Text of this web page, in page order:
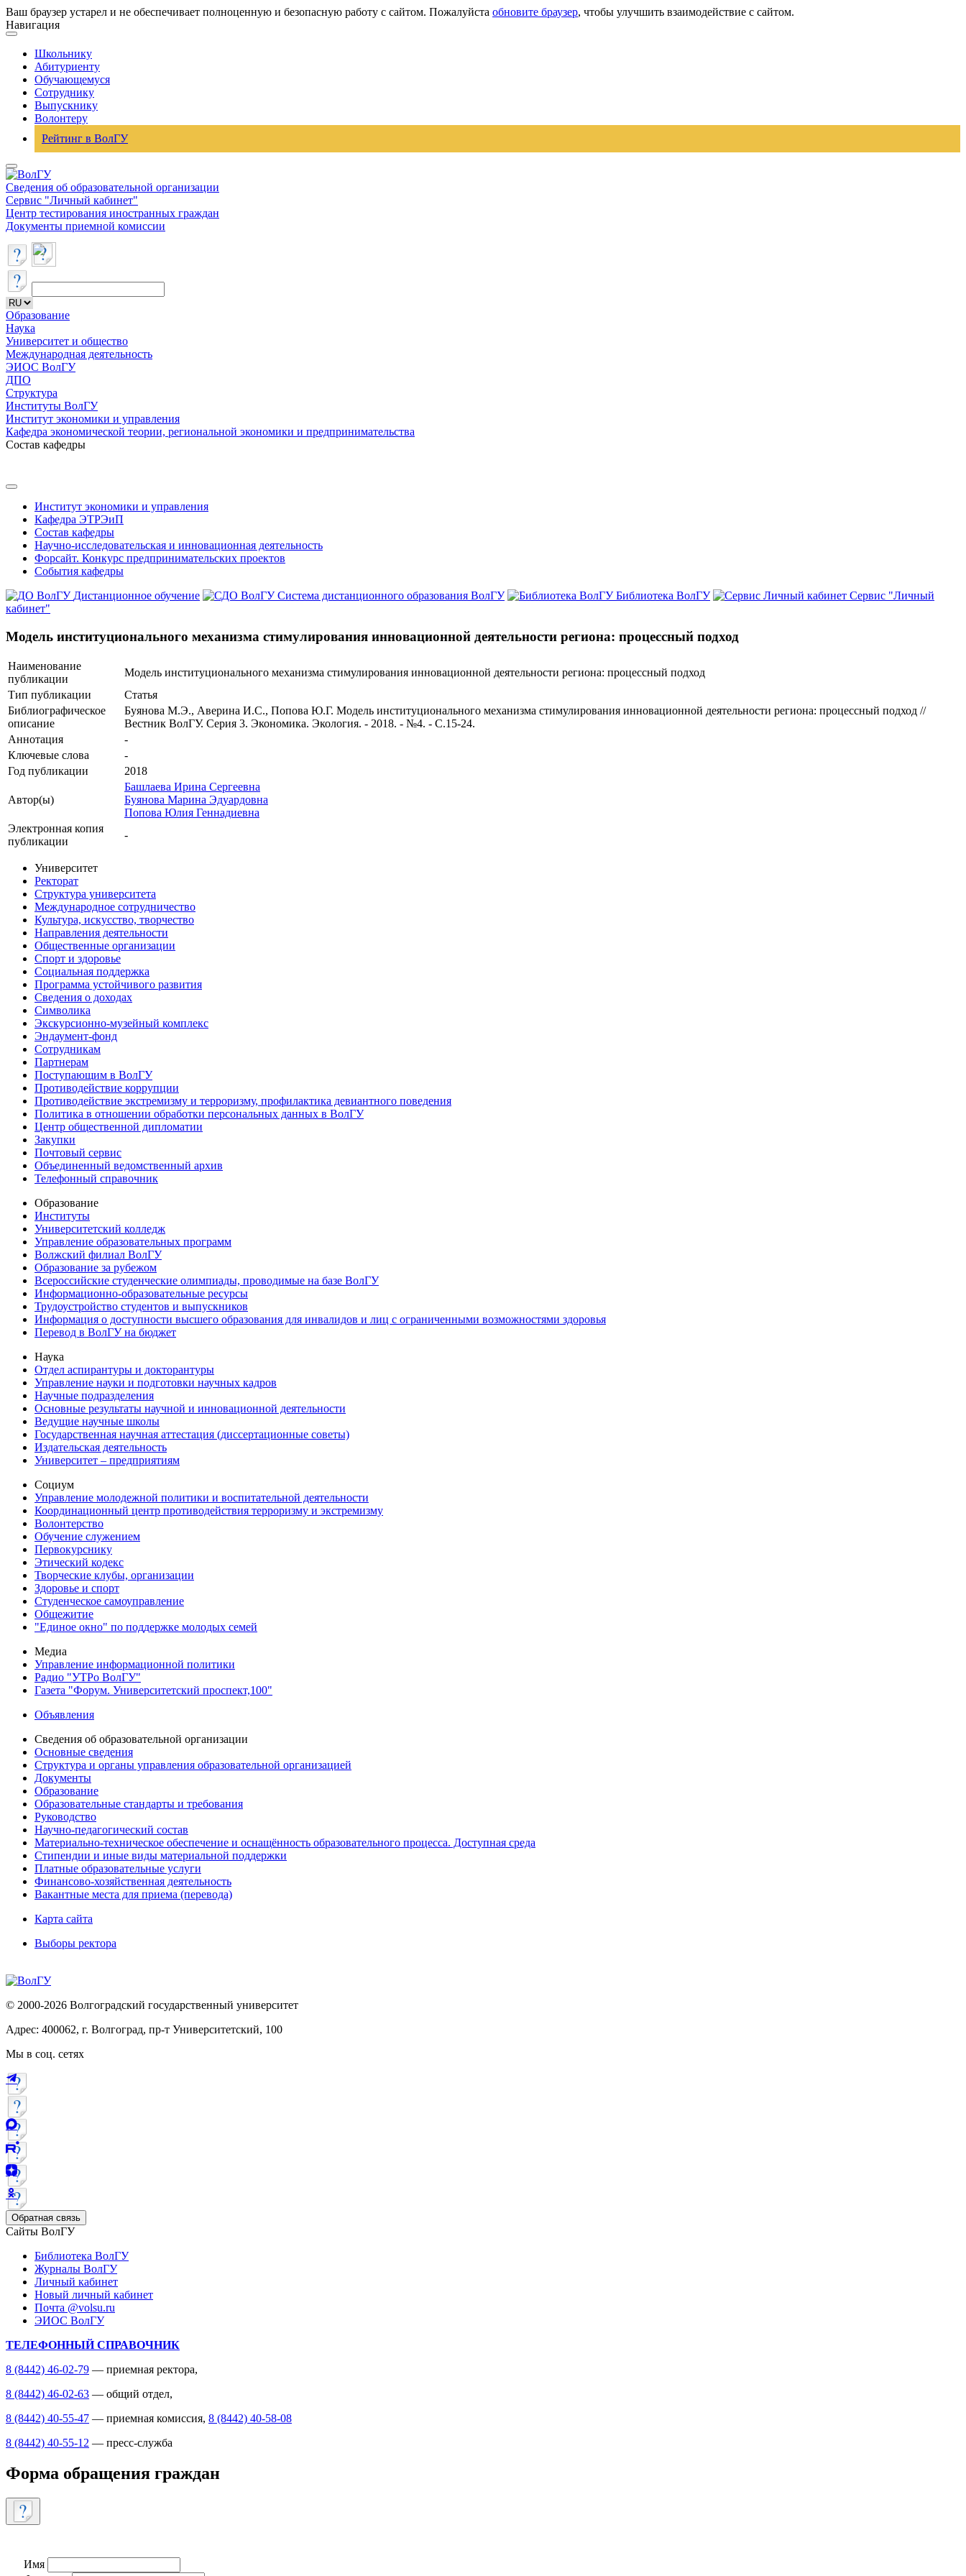
Ваш браузер устарел и не обеспечивает полноценную и безопасную работу с сайтом. Пожалуйста обновите браузер, чтобы улучшить взаимодействие с сайтом.
Навигация
Школьнику
Абитуриенту
Обучающемуся
Сотруднику
Выпускнику
Волонтеру
Рейтинг в ВолГУ
Сведения об образовательной организации
Сервис "Личный кабинет"
Центр тестирования иностранных граждан
Документы приемной комиссии
Образование
Наука
Университет и общество
Международная деятельность
ЭИОС ВолГУ
ДПО
Структура
Институты ВолГУ
Институт экономики и управления
Кафедра экономической теории, региональной экономики и предпринимательства
Состав кафедры
Институт экономики и управления
Кафедра ЭТРЭиП
Состав кафедры
Научно-исследовательская и инновационная деятельность
Форсайт. Конкурс предпринимательских проектов
События кафедры
Дистанционное обучение
Система дистанционного образования ВолГУ Библиотека ВолГУ
Сервис "Личный
кабинет"
Модель институционального механизма стимулирования инновационной деятельности региона: процессный подход
Наименование
публикации
Модель институционального механизма стимулирования инновационной деятельности региона: процессный подход
Тип публикации
Статья
Библиографическое
описание
Буянова М.Э., Аверина И.С., Попова Ю.Г. Модель институционального механизма стимулирования инновационной деятельности региона: процессный подход //
Вестник ВолГУ. Серия 3. Экономика. Экология. - 2018. - №4. - С.15-24.
Аннотация
-
Ключевые cлова
-
Год публикации
2018
Автор(ы)
Башлаева Ирина Сергеевна
Буянова Марина Эдуардовна
Попова Юлия Геннадиевна
Электронная копия
публикации
-
Университет
Ректорат
Структура университета
Международное сотрудничество
Культура, искусство, творчество
Направления деятельности
Общественные организации
Спорт и здоровье
Социальная поддержка
Программа устойчивого развития
Сведения о доходах
Символика
Экскурсионно-музейный комплекс
Эндаумент-фонд
Сотрудникам
Партнерам
Поступающим в ВолГУ
Противодействие коррупции
Противодействие экстремизму и терроризму, профилактика девиантного поведения
Политика в отношении обработки персональных данных в ВолГУ
Центр общественной дипломатии
Закупки
Почтовый сервис
Объединенный ведомственный архив
Телефонный справочник
Образование
Институты
Университетский колледж
Управление образовательных программ
Волжский филиал ВолГУ
Образование за рубежом
Всероссийские студенческие олимпиады, проводимые на базе ВолГУ
Информационно-образовательные ресурсы
Трудоустройство студентов и выпускников
Информация о доступности высшего образования для инвалидов и лиц с ограниченными возможностями здоровья
Перевод в ВолГУ на бюджет
Наука
Отдел аспирантуры и докторантуры
Управление науки и подготовки научных кадров
Научные подразделения
Основные результаты научной и инновационной деятельности
Ведущие научные школы
Государственная научная аттестация (диссертационные советы)
Издательская деятельность
Университет – предприятиям
Социум
Управление молодежной политики и воспитательной деятельности
Координационный центр противодействия терроризму и экстремизму
Волонтерство
Обучение служением
Первокурснику
Этический кодекс
Творческие клубы, организации
Здоровье и спорт
Студенческое самоуправление
Общежитие
"Единое окно" по поддержке молодых семей
Медиа
Управление информационной политики
Радио "УТРо ВолГУ"
Газета "Форум. Университетский проспект,100"
Объявления
Сведения об образовательной организации
Основные сведения
Структура и органы управления образовательной организацией
Документы
Образование
Образовательные стандарты и требования
Руководство
Научно-педагогический состав
Материально-техническое обеспечение и оснащённость образовательного процесса. Доступная среда
Стипендии и иные виды материальной поддержки
Платные образовательные услуги
Финансово-хозяйственная деятельность
Вакантные места для приема (перевода)
Карта сайта
Выборы ректора
© 2000-2026 Волгоградский государственный университет
Адрес: 400062, г. Волгоград, пр-т Университетский, 100
Мы в соц. сетях
Обратная связь
Сайты ВолГУ
Библиотека ВолГУ
Журналы ВолГУ
Личный кабинет
Новый личный кабинет
Почта @volsu.ru
ЭИОС ВолГУ
ТЕЛЕФОННЫЙ СПРАВОЧНИК
8 (8442) 46-02-79 — приемная ректора,
8 (8442) 46-02-63 — общий отдел,
8 (8442) 40-55-47 — приемная комиссия, 8 (8442) 40-58-08
8 (8442) 40-55-12 — пресс-служба
Форма обращения граждан
Имя